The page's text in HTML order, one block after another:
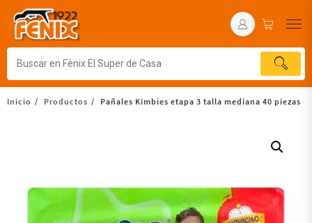
Inicio Productos Pañales Kimbies etapa 3 talla mediana 40 piezas